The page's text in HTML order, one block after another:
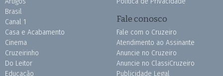
Brasil
Canal 1
Casa e Acabamento
Cinema
Cruzeirinho
Do Leitor
Educação
Fale conosco
Fale com o Cruzeiro
Atendimento ao Assinante
Anuncie no Cruzeiro
Anuncie no ClassiCruzeiro
Publicidade Legal